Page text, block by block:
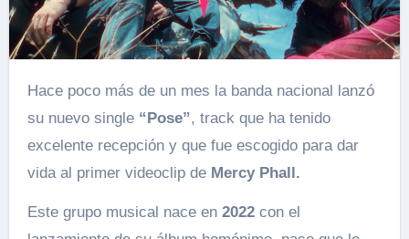
Hace poco más de un mes la banda nacional lanzó
su nuevo single“Pose”, track que ha tenido
excelente recepción y que fue escogido para dar
vida al primer videoclip de Mercy Phall.
Este grupo musical nace en 2022con el